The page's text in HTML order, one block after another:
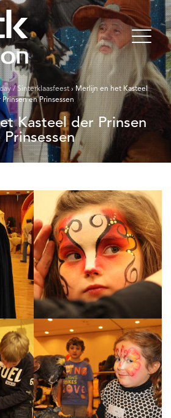
/ Sinterklaasfeest › Merlijn en het Kasteel
Prinsen en Prinsessen
Prinsessen